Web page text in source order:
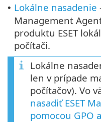
• Lokálne nasadenie
Management
produktu ESET
počítači.
Lokálne
len v prípade
počítačov). Vo
nasadiť ESET
pomocou GPO